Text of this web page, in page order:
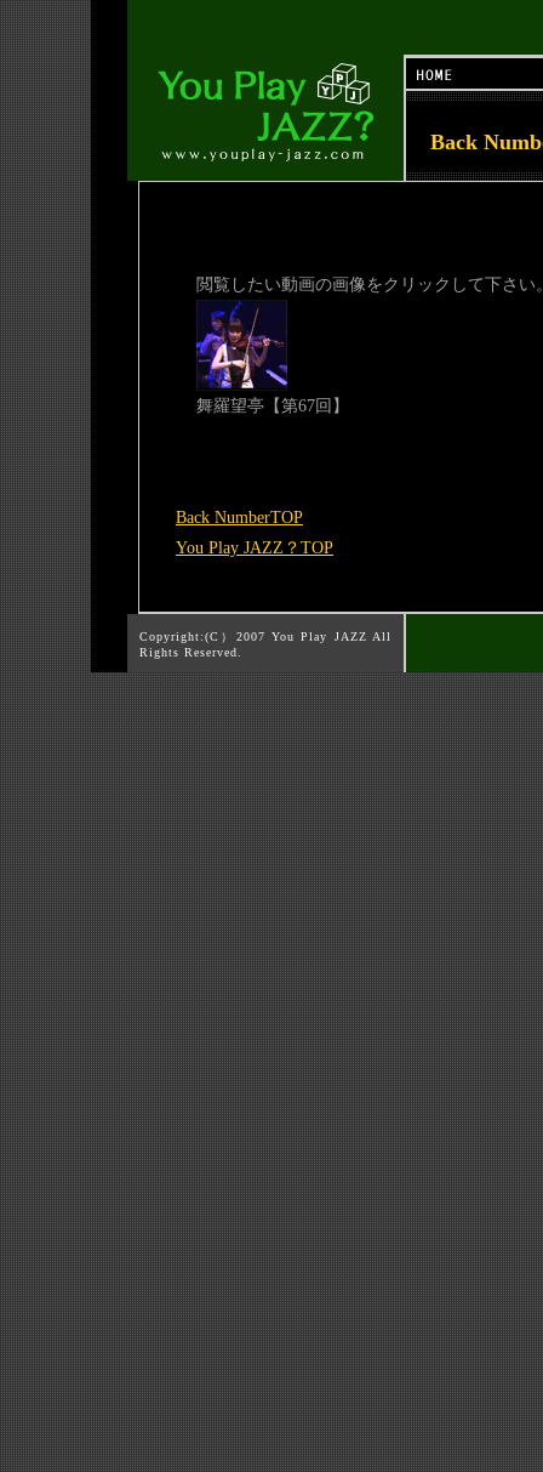
Back
閲覧したい動画の画像をクリックして下さい
舞羅望亭【第67回】
Back NumberTOP
You Play JAZZ？TOP
Copyright:(C）2007 You Play JAZZ All
Rights Reserved.